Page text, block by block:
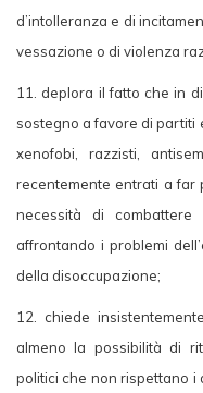
d’intolleranza e di
vessazione o di violenza
11. deplora il fatto che in
sostegno a favore di partiti
xenofobi, razzisti,
recentemente entrati a far
necessità di combattere
affrontando i problemi
della disoccupazione;
12. chiede
almeno la possibilità di
politici che non rispettano i